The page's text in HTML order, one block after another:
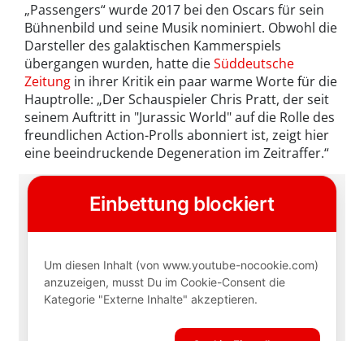
„Passengers“ wurde 2017 bei den Oscars für sein
Bühnenbild und seine Musik nominiert. Obwohl die
Darsteller des galaktischen Kammerspiels
übergangen wurden, hatte dieSüddeutsche
Zeitung in ihrer Kritik ein paar warme Worte für die
Hauptrolle: „Der Schauspieler Chris Pratt, der seit
seinem Auftritt in "Jurassic World" auf die Rolle des
freundlichen Action-Prolls abonniert ist, zeigt hier
eine beeindruckende Degeneration im Zeitraffer.“